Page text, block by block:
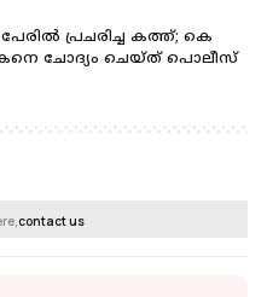
പ്രചരിച്ച കത്ത്; കെ
ചോദ്യം ചെയ്ത് പൊലീസ്
contact us